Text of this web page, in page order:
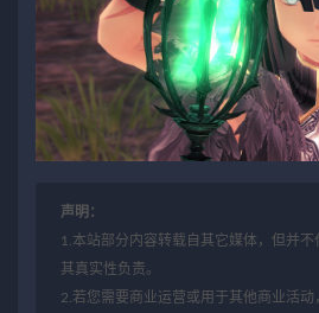
声明：
1.本站部分内容转载自其它媒体，但并
其真实性负责。
2.若您需要商业运营或用于其他商业活